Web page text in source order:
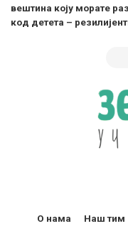
вештина коју морате
код детета –
О нама Наш тим